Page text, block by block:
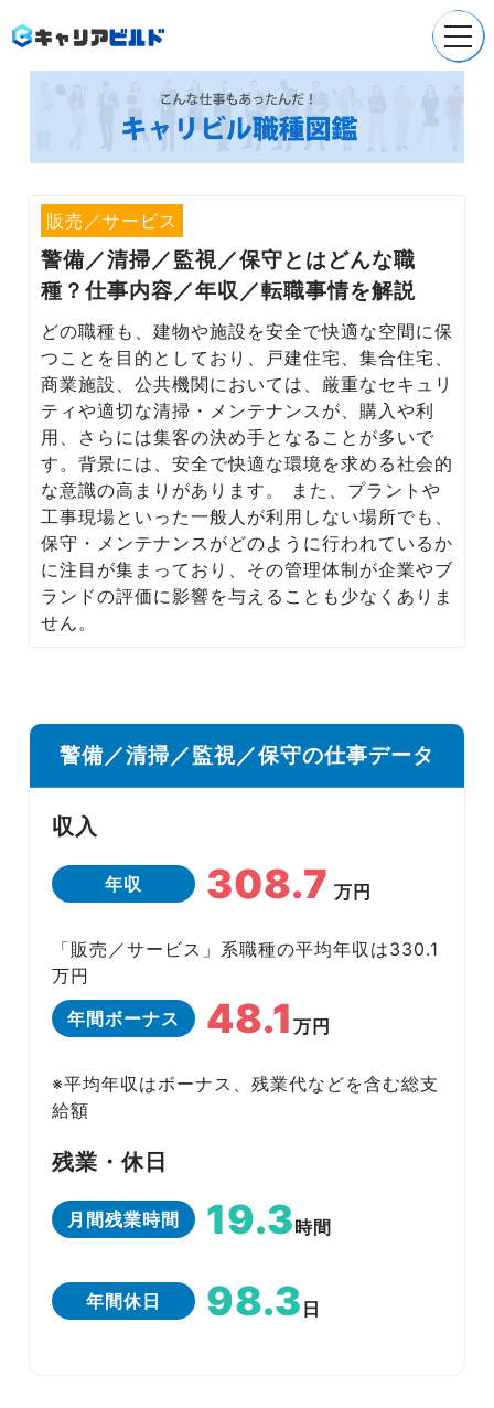
販売／サービス
警備／清掃／監視／保守とはどんな職
種？仕事内容／年収／転職事情を解説
どの職種も、建物や施設を安全で快適な空間に保
つことを目的としており、戸建住宅、集合住宅、
商業施設、公共機関においては、厳重なセキュリ
ティや適切な清掃・メンテナンスが、購入や利
用、さらには集客の決め手となることが多いで
す。背景には、安全で快適な環境を求める社会的
な意識の高まりがあります。 また、プラントや
工事現場といった一般人が利用しない場所でも、
保守・メンテナンスがどのように行われているか
に注目が集まっており、その管理体制が企業やブ
ランドの評価に影響を与えることも少なくありま
せん。
警備／清掃／監視／保守の仕事データ
収入
年収 308.7 万円
「販売／サービス」系職種の平均年収は330.1
万円
年間ボーナス
48.1 万円
※平均年収はボーナス、残業代などを含む総支
給額
残業・休日
月間残業時間 19.3時間
年間休日 98.3 日
Company
就職/転職支援
Service
採用支援
Recruit
採用情報
News
お知らせ
Media
転職メディア